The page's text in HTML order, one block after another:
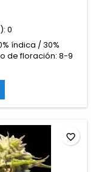
0
índica / 30%
de floración: 8-9
500-550
90-120
y
notas terrosas
favorite_border